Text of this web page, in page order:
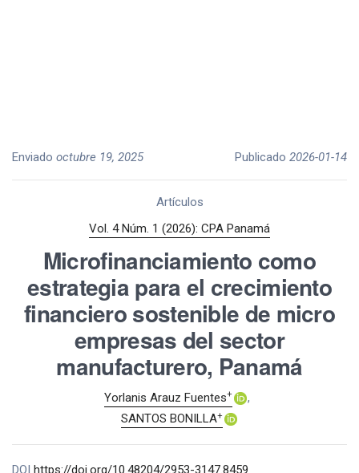
Enviado octubre 19, 2025 Publicado 2026-01-14
Artículos
Vol. 4 Núm. 1 (2026): CPA Panamá
Microfinanciamiento como
estrategia para el crecimiento
financiero sostenible de micro
empresas del sector
manufacturero, Panamá
Yorlanis Arauz Fuentes+
SANTOS BONILLA+
DOI https://doi.org/10.48204/2953-3147.8459